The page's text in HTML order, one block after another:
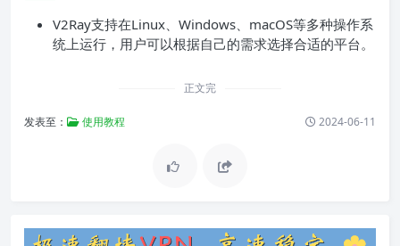
V2Ray支持在Linux、Windows、macOS等多种操作系
统上运行，用户可以根据自己的需求选择合适的平台。
正文完
发表至： 使用教程 2024-06-11